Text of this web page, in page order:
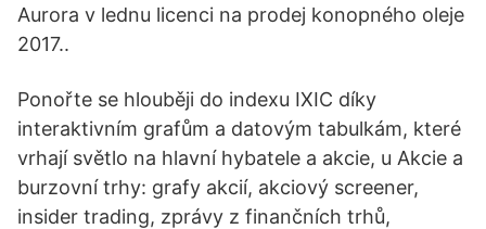
Aurora v lednu licenci na prodej konopného oleje
2017..
Ponořte se hlouběji do indexu IXIC díky
interaktivním grafům a datovým tabulkám, které
vrhají světlo na hlavní hybatele a akcie, u Akcie a
burzovní trhy: grafy akcií, akciový screener,
insider trading, zprávy z finančních trhů,